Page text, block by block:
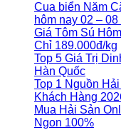
Cua biển Năm
hôm nay 02 – 08
Giá Tôm Sú
Chỉ 189.000đ/kg
Top 5 Giá Trị
Hàn Quốc
Top 1 Nguồn
Khách Hàng
Mua Hải Sản
Ngon 100%